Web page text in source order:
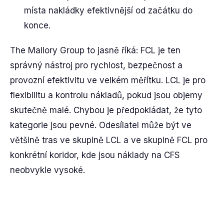
místa nakládky efektivnější od začátku do
konce.
The Mallory Group to jasně říká: FCL je ten
správný nástroj pro rychlost, bezpečnost a
provozní efektivitu ve velkém měřítku. LCL je pro
flexibilitu a kontrolu nákladů, pokud jsou objemy
skutečně malé. Chybou je předpokládat, že tyto
kategorie jsou pevné. Odesílatel může být ve
většině tras ve skupině LCL a ve skupině FCL pro
konkrétní koridor, kde jsou náklady na CFS
neobvykle vysoké.